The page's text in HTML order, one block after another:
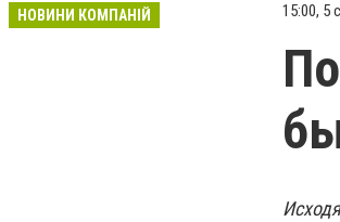
НОВИНИ КОМПАНІЙ 15:00, 5